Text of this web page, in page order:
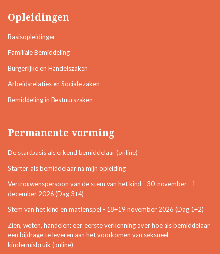
Opleidingen
Basisopleidingen
Familiale Bemiddeling
Burgerlijke en Handelszaken
Arbeidsrelaties en Sociale zaken
Bemiddeling in Bestuurszaken
Permanente vorming
De startbasis als erkend bemiddelaar (online)
Starten als bemiddelaar na mijn opleiding
Vertrouwenspersoon van de stem van het kind - 30-november - 1
december 2026 (Dag 3+4)
Stem van het kind en mattenspel - 18+19 november 2026 (Dag 1+2)
Zien, weten, handelen: een eerste verkenning over hoe als bemiddelaar
een bijdrage te leveren aan het voorkomen van seksueel
kindermisbruik (online)